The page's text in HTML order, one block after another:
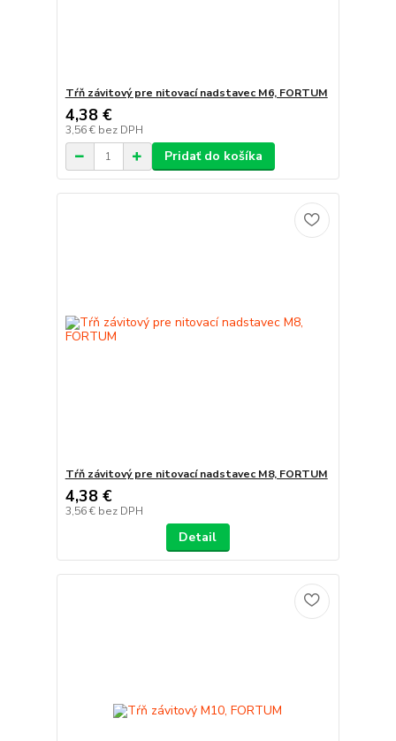
Tŕň závitový pre nitovací nadstavec M6, FORTUM
4,38 €
3,56 € bez DPH
Pridať do košíka
Tŕň závitový pre nitovací nadstavec M8, FORTUM
4,38 €
3,56 € bez DPH
Detail